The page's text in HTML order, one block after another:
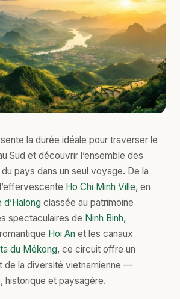
la durée idéale pour traverser le
Sud et découvrir l’ensemble des
pays dans un seul voyage. De la
Ho Chi Minh Ville, en
d’Halong classée au patrimoine
spectaculaires de Ninh Binh,
Hoi An et les canaux
du Mékong, ce circuit offre un
de la diversité vietnamienne —
historique et paysagère.